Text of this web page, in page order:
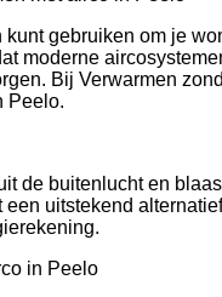
gebruiken om je
moderne
Bij Verwarmen
Peelo.
de buitenlucht en
uitstekend
in Peelo